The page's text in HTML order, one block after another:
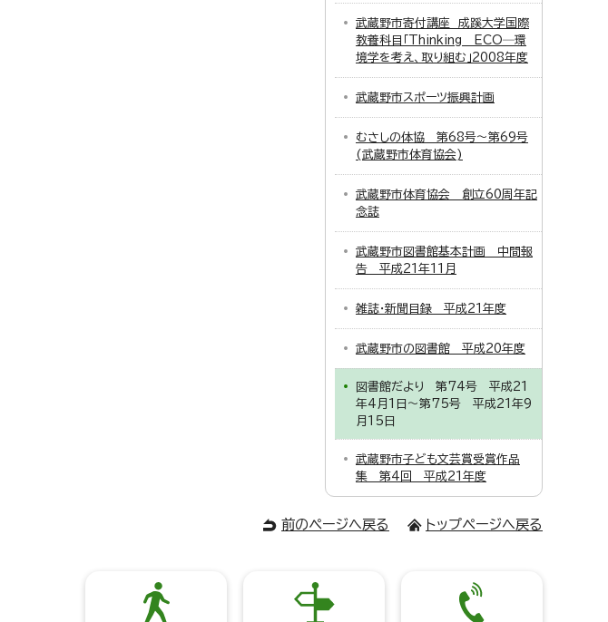
武蔵野市寄付講座 成蹊大学国際
教養科目「Thinking ECO─環
境学を考え、取り組む」2008年度
武蔵野市スポーツ振興計画
むさしの体協 第68号～第69号
(武蔵野市体育協会)
武蔵野市体育協会 創立60周年記
念誌
武蔵野市図書館基本計画 中間報
告 平成21年11月
雑誌・新聞目録 平成21年度
武蔵野市の図書館 平成20年度
図書館だより 第74号 平成21
年4月1日～第75号 平成21年9
月15日
武蔵野市子ども文芸賞受賞作品
集 第4回 平成21年度
前のページへ戻る トップページへ戻る